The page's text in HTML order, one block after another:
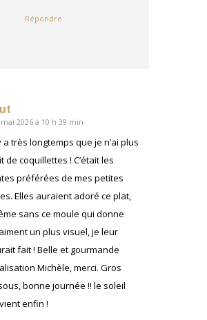
Répondre
mai 2026 à 10 h 39 min
a très longtemps que je n’ai plus
de coquillettes ! C’était les
préférées de mes petites
Elles auraient adoré ce plat,
sans ce moule qui donne
un plus visuel, je leur
fait ! Belle et gourmande
Michèle, merci. Gros
bonne journée !! le soleil
enfin !